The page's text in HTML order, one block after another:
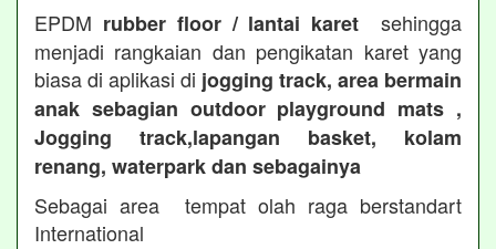
EPDM rubber floor / lantai karet sehingga
menjadi rangkaian dan pengikatan karet yang
biasa di aplikasi di jogging track, area bermain
anak sebagian outdoor playground mats ,
Jogging track,lapangan basket, kolam
renang, waterpark dan sebagainya
Sebagai area tempat olah raga berstandart
International